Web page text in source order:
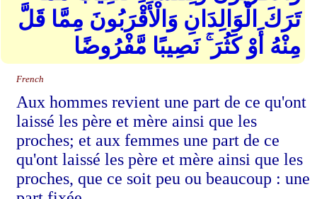
تَرَكَ الْوَالِدَانِ وَالْأَقْرَبُونَ مِمَّا قَلَّ
مِنْهُ أَوْ كَثُرَ ۚ نَصِيبًا مَّفْرُوضًا
French
Aux hommes revient une part de ce qu'ont
laissé les père et mère ainsi que les
proches; et aux femmes une part de ce
qu'ont laissé les père et mère ainsi que les
proches, que ce soit peu ou beaucoup : une